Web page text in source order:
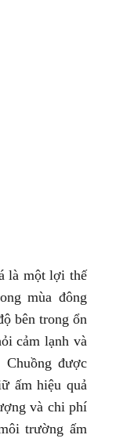
là một lợi thế
mùa đông
bên trong ổn
cảm lạnh và
được
ấm hiệu quả
và chi phí
trường ấm